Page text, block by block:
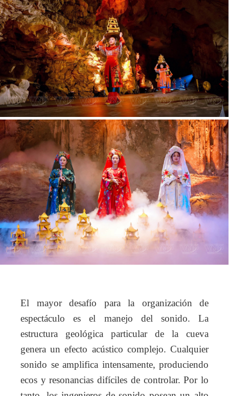
El mayor desafío para la organización de
espectáculo es el manejo del sonido. La
estructura geológica particular de la cueva
genera un efecto acústico complejo. Cualquier
sonido se amplifica intensamente, produciendo
ecos y resonancias difíciles de controlar. Por lo